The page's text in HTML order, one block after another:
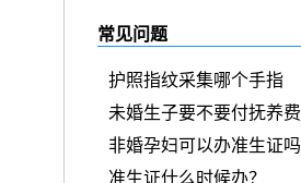
常见问题
护照指纹采集哪个手指
未婚生子要不要付抚养费
非婚孕妇可以办准生证吗
准生证什么时候办？